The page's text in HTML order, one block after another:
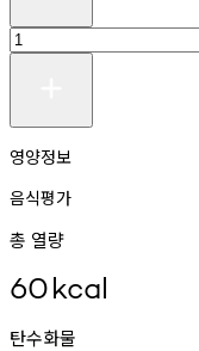
영양정보
음식평가
총 열량
60kcal
탄수화물